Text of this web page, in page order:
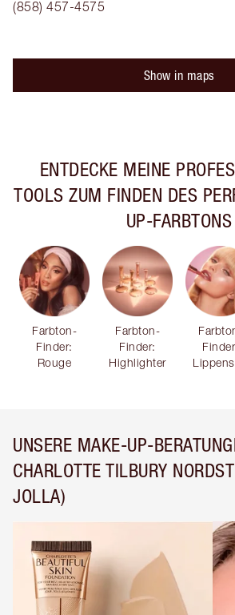
(858) 457-4575
Show in maps
ENTDECKE MEINE
TOOLS ZUM FINDEN DES
UP-FARBTONS
Farbton-
Finder:
Rouge
Farbton-
Finder:
Highlighter
UNSERE MAKE-UP-
CHARLOTTE TILBURY
JOLLA)